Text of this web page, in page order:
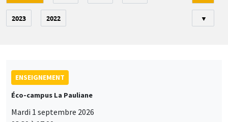
2023 2022 ▼
ENSEIGNEMENT
Éco-campus La Pauliane
Mardi 1 septembre 2026